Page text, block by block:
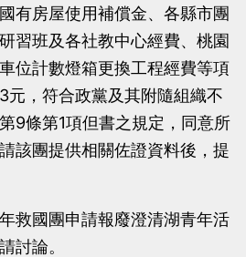
有房屋使用補償金、各縣市團
習班及各社教中心經費、桃園
位計數燈箱更換工程經費等項
元，符合政黨及其附隨組織不
9條第1項但書之規定，同意所
該團提供相關佐證資料後，提
救國團申請報廢澄清湖青年活
討論。